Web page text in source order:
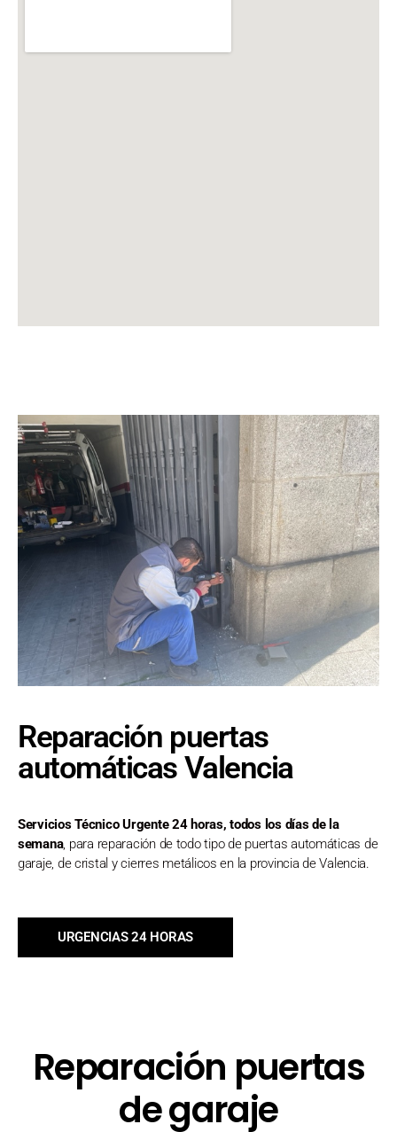
Reparación puertas
automáticas Valencia
Servicios Técnico Urgente 24 horas, todos los días de la
semana, para reparación de todo tipo de puertas automáticas de
garaje, de cristal y cierres metálicos en la provincia de Valencia.
URGENCIAS 24 HORAS
Reparación puertas
de garaje